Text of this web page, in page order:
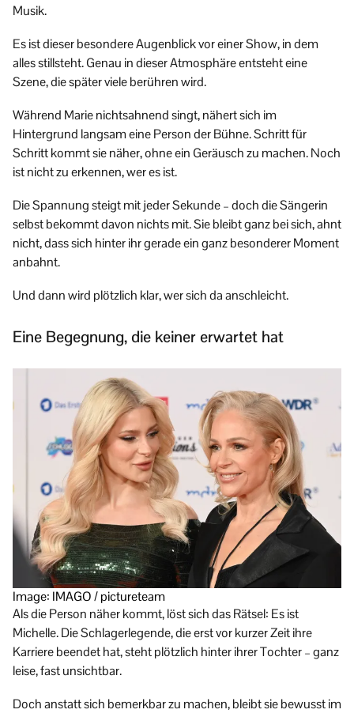
Musik.
Es ist dieser besondere Augenblick vor einer Show, in dem
alles stillsteht. Genau in dieser Atmosphäre entsteht eine
Szene, die später viele berühren wird.
Während Marie nichtsahnend singt, nähert sich im
Hintergrund langsam eine Person der Bühne. Schritt für
Schritt kommt sie näher, ohne ein Geräusch zu machen. Noch
ist nicht zu erkennen, wer es ist.
Die Spannung steigt mit jeder Sekunde – doch die Sängerin
selbst bekommt davon nichts mit. Sie bleibt ganz bei sich, ahnt
nicht, dass sich hinter ihr gerade ein ganz besonderer Moment
anbahnt.
Und dann wird plötzlich klar, wer sich da anschleicht.
Eine Begegnung, die keiner erwartet hat
Image: IMAGO / pictureteam
Als die Person näher kommt, löst sich das Rätsel: Es ist
Michelle. Die Schlagerlegende, die erst vor kurzer Zeit ihre
Karriere beendet hat, steht plötzlich hinter ihrer Tochter – ganz
leise, fast unsichtbar.
Doch anstatt sich bemerkbar zu machen, bleibt sie bewusst im